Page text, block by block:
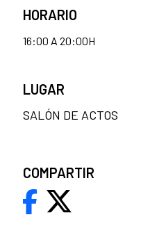
HORARIO
16:00 A 20:00H
LUGAR
SALÓN DE ACTOS
COMPARTIR